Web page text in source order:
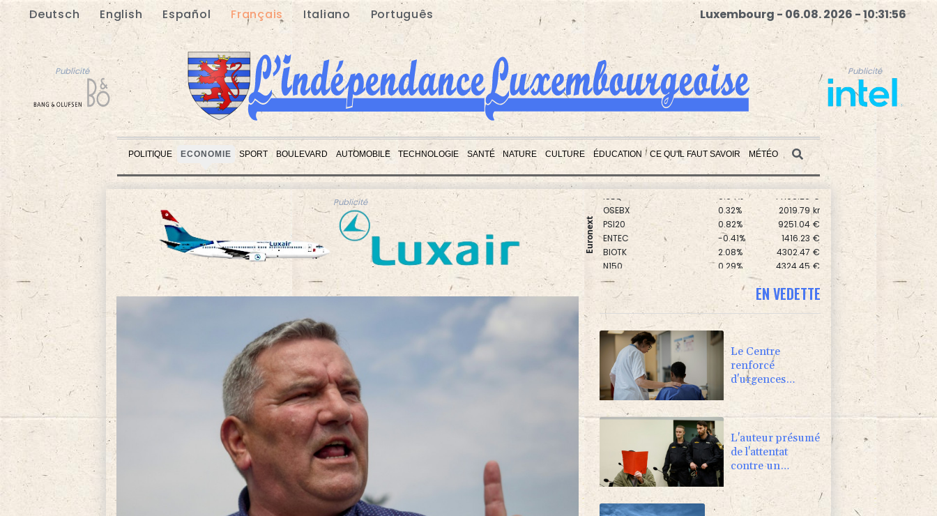
Deutsch English Español Français Italiano Português Luxembourg - 06.08. 2026 - 10:31:57
Publicité Publicité
POLITIQUE ECONOMIE SPORT BOULEVARD AUTOMOBILE TECHNOLOGIE SANTÉ NATURE CULTURE ÉDUCATION CE QU'IL FAUT SAVOIR MÉTÉO
Publicité
Publicité
Euronext
PX1 8731.59
ISEQ
0.64% 14106.29
2019.79
kr
PSI20
0.82% 9251.04 €
ENTEC
-0.41% 1416.23 €
BIOTK
2.08% 4302.47 €
N150
0.29% 4324.45 €
AEX
-0.13% 1109.88 €
BEL20
0.51%
EN VEDETTE
Le Centre
renforcé
d'urgences
psychiatriques de
Saint-Denis,
modèle apaisant
bientôt copié
L'auteur présumé
de l'attentat
contre un
cortège syndical
à Munich face à
son verdict